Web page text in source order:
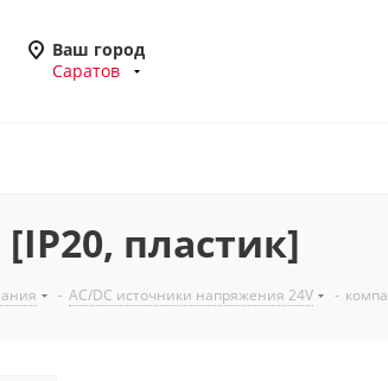
Ваш город
Саратов
пластик]
- AC/DC источники напряжения 24V -